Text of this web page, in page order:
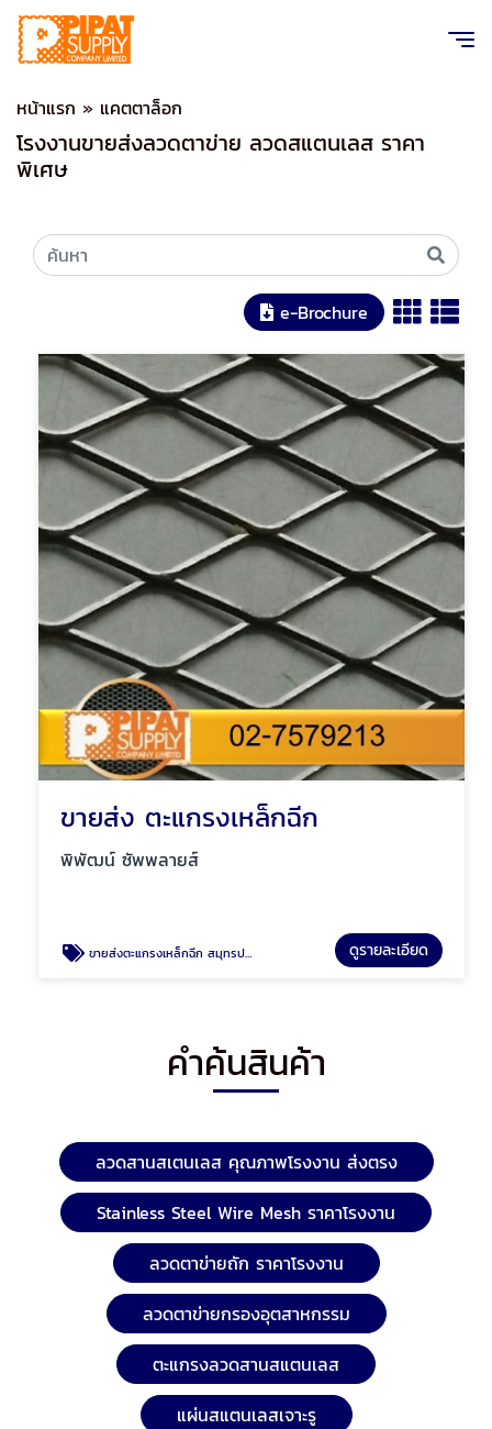
หน้าแรก » แคตตาล็อก
โรงงานขายส่งลวดตาข่าย ลวดสแตนเลส ราคา
พิเศษ
e-Brochure
ขายส่ง ตะแกรงเหล็กฉีก
พิพัฒน์ ซัพพลายส์
ขายส่งตะแกรงเหล็กฉีก สมุทรปราการ ดูรายละเอียด
คำค้นสินค้า
ลวดสานสเตนเลส คุณภาพโรงงาน ส่งตรง
Stainless Steel Wire Mesh ราคาโรงงาน
ลวดตาข่ายถัก ราคาโรงงาน
ลวดตาข่ายกรองอุตสาหกรรม
ตะแกรงลวดสานสแตนเลส
แผ่นสแตนเลสเจาะรู